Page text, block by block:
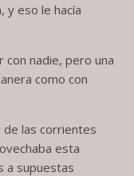
y eso le hacía
con nadie, pero una
como con
de las corrientes
esta
a supuestas